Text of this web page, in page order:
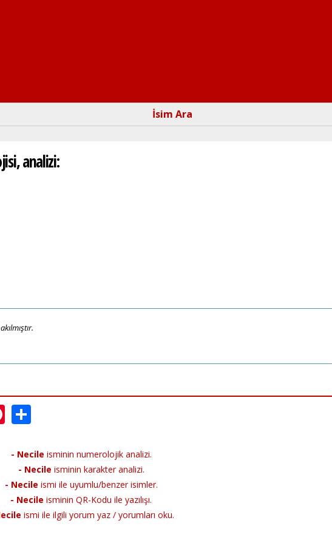
İsim Ara
analizi:
Pinterest
- Necile isminin numerolojik analizi.
- Necile isminin karakter analizi.
- Necile ismi ile uyumlu/benzer isimler.
- Necile isminin QR-Kodu ile yazılışı.
ismi ile ilgili yorum yaz / yorumları oku.